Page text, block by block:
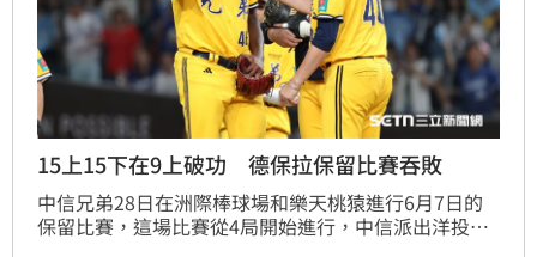
15上15下在9上破功 德保拉保留比賽吞敗
中信兄弟28日在洲際棒球場和樂天桃猿進行6月7日的
保留比賽，這場比賽從4局開始進行，中信派出洋投德